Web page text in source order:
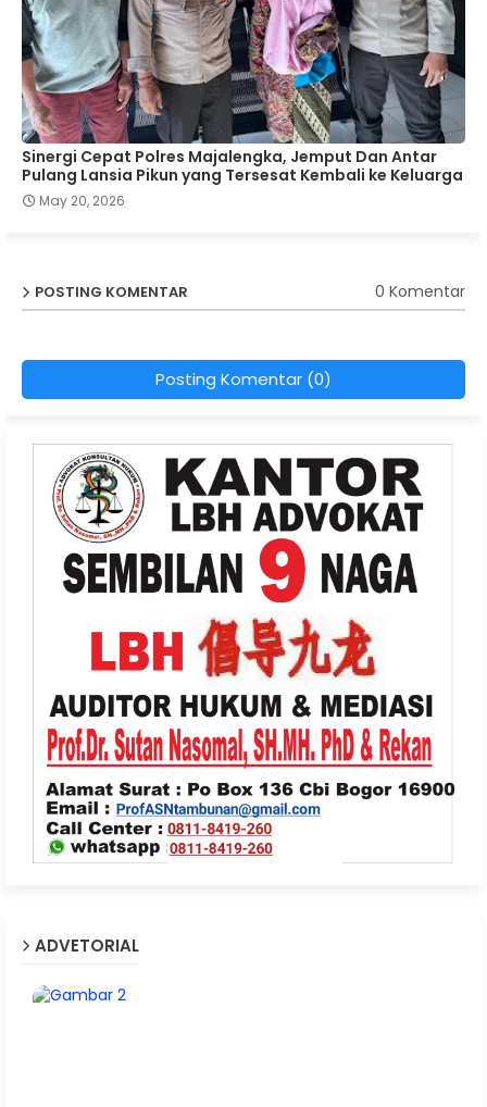
Sinergi Cepat Polres Majalengka, Jemput Dan Antar
Pulang Lansia Pikun yang Tersesat Kembali ke Keluarga
May 20, 2026
POSTING KOMENTAR 0 Komentar
Posting Komentar (0)
ADVETORIAL